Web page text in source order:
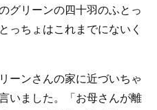
グリーンの四十羽のふとっ
っちょはこれまでにないく
ーンさんの家に近づいちゃ
いました。「お母さんが離